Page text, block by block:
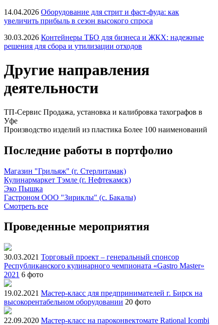
14.04.2026 Оборудование для стрит и фаст-фуда: как
увеличить прибыль в сезон высокого спроса
30.03.2026 Контейнеры ТБО для бизнеса и ЖКХ: надежные
решения для сбора и утилизации отходов
Другие направления
деятельности
ТП-Сервис Продажа, установка и калибровка тахографов в
Уфе
Производство изделий из пластика Более 100 наименований
Последние работы в портфолио
Магазин "Грильяж" (г. Стерлитамак)
Кулинармаркет Тэмле (г. Нефтекамск)
Эко Пышка
Гастроном ООО "Зириклы" (с. Бакалы)
Смотреть все
Проведенные мероприятия
30.03.2021 Торговый проект – генеральный спонсор
Республиканского кулинарного чемпионата «Gastro Master»
2021 6 фото
19.02.2021 Мастер-класс для предпринимателей г. Бирск на
высокорентабельном оборудовании 20 фото
22.09.2020 Мастер-класс на пароконвектомате Rational Icombi